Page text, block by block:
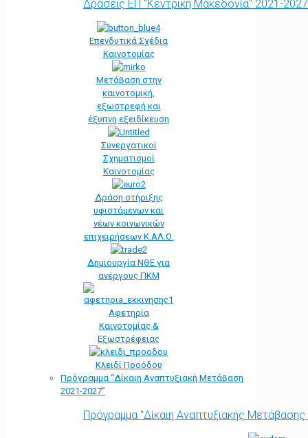
Δράσεις ΕΠ "Κεντρική Μακεδονία" 2021-2027
Επενδυτικά Σχέδια
Καινοτομίας
Μετάβαση στην
καινοτομική,
εξωστρεφή και
έξυπνη εξειδίκευση
Συνεργατικοί
Σχηματισμοί
Καινοτομίας
Δράση στήριξης
υφιστάμενων και
νέων κοινωνικών
επιχειρήσεων Κ.ΑΛ.Ο.
Δημιουργία ΝΘΕ για
ανέργους ΠΚΜ
Αφετηρία
Kαινοτομίας &
Εξωστρέφειας
Κλειδί Προόδου
Πρόγραμμα “Δίκαιη Αναπτυξιακή Μετάβαση
2021-2027”
Πρόγραμμα "Δίκαιη Αναπτυξιακής